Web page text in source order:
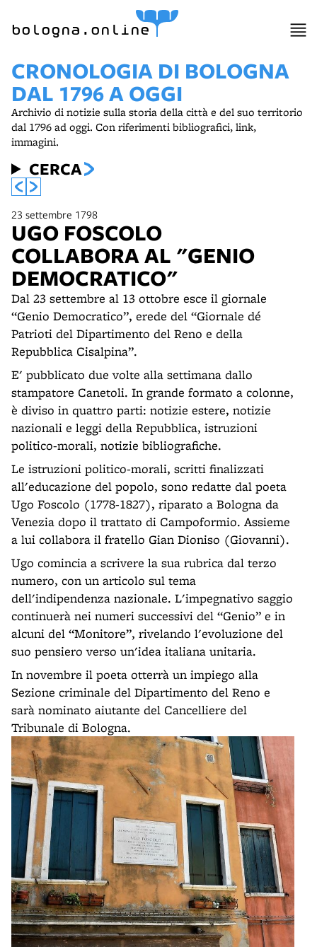
bologna.online
CRONOLOGIA DI BOLOGNA
DAL 1796 A OGGI
Archivio di notizie sulla storia della città e del suo territorio
dal 1796 ad oggi. Con riferimenti bibliografici, link,
immagini.
CERCA
23 settembre 1798
UGO FOSCOLO
COLLABORA AL "GENIO
DEMOCRATICO"
Dal 23 settembre al 13 ottobre esce il giornale
“Genio Democratico”, erede del “Giornale dé
Patrioti del Dipartimento del Reno e della
Repubblica Cisalpina”.
E' pubblicato due volte alla settimana dallo
stampatore Canetoli. In grande formato a colonne,
è diviso in quattro parti: notizie estere, notizie
nazionali e leggi della Repubblica, istruzioni
politico-morali, notizie bibliografiche.
Le istruzioni politico-morali, scritti finalizzati
all'educazione del popolo, sono redatte dal poeta
Ugo Foscolo (1778-1827), riparato a Bologna da
Venezia dopo il trattato di Campoformio. Assieme
a lui collabora il fratello Gian Dioniso (Giovanni).
Ugo comincia a scrivere la sua rubrica dal terzo
numero, con un articolo sul tema
dell'indipendenza nazionale. L'impegnativo saggio
continuerà nei numeri successivi del “Genio” e in
alcuni del “Monitore”, rivelando l'evoluzione del
suo pensiero verso un'idea italiana unitaria.
In novembre il poeta otterrà un impiego alla
Sezione criminale del Dipartimento del Reno e
sarà nominato aiutante del Cancelliere del
Tribunale di Bologna.